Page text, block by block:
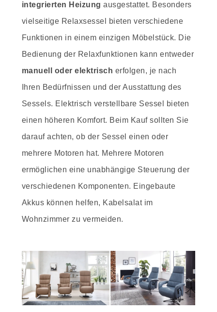
integrierten Heizung ausgestattet. Besonders
vielseitige Relaxsessel bieten verschiedene
Funktionen in einem einzigen Möbelstück. Die
Bedienung der Relaxfunktionen kann entweder
manuell oder elektrisch erfolgen, je nach
Ihren Bedürfnissen und der Ausstattung des
Sessels. Elektrisch verstellbare Sessel bieten
einen höheren Komfort. Beim Kauf sollten Sie
darauf achten, ob der Sessel einen oder
mehrere Motoren hat. Mehrere Motoren
ermöglichen eine unabhängige Steuerung der
verschiedenen Komponenten. Eingebaute
Akkus können helfen, Kabelsalat im
Wohnzimmer zu vermeiden.